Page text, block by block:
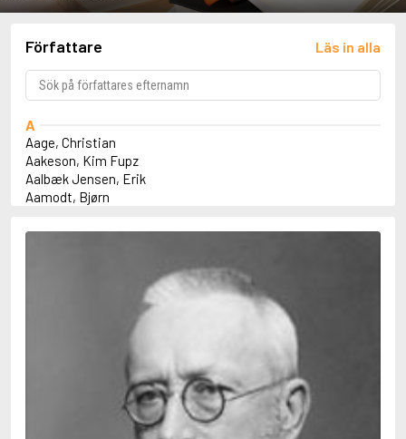
Författare Läs in alla
A
Aage, Christian
Aakeson, Kim Fupz
Aalbæk Jensen, Erik
Aamodt, Bjørn
Abbey, Kieran
Abdel-Fattah, Randa